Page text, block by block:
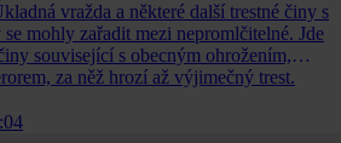
vražda a některé další trestné činy s
mohly zařadit mezi nepromlčitelné. Jde
související s obecným ohrožením,
za něž hrozí až výjimečný trest.